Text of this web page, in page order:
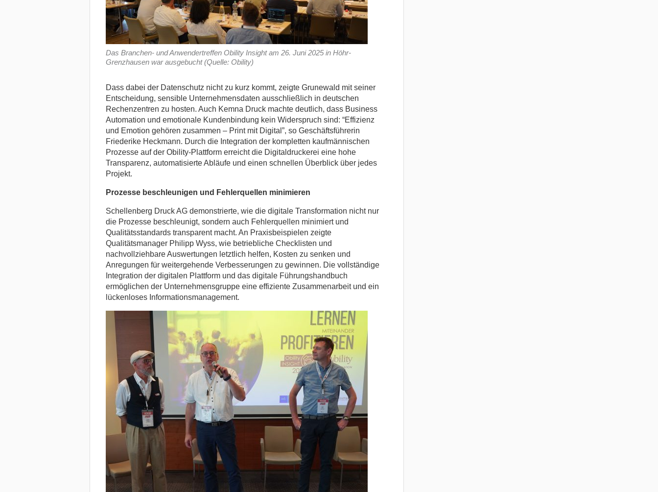
Das Branchen- und Anwendertreffen Obility Insight am 26. Juni 2025 in Höhr-
Grenzhausen war ausgebucht (Quelle: Obility)
Dass dabei der Datenschutz nicht zu kurz kommt, zeigte Grunewald mit seiner
Entscheidung, sensible Unternehmensdaten ausschließlich in deutschen
Rechenzentren zu hosten. Auch Kemna Druck machte deutlich, dass Business
Automation und emotionale Kundenbindung kein Widerspruch sind: “Effizienz
und Emotion gehören zusammen – Print mit Digital”, so Geschäftsführerin
Friederike Heckmann. Durch die Integration der kompletten kaufmännischen
Prozesse auf der Obility-Plattform erreicht die Digitaldruckerei eine hohe
Transparenz, automatisierte Abläufe und einen schnellen Überblick über jedes
Projekt.
Prozesse beschleunigen und Fehlerquellen minimieren
Schellenberg Druck AG demonstrierte, wie die digitale Transformation nicht nur
die Prozesse beschleunigt, sondern auch Fehlerquellen minimiert und
Qualitätsstandards transparent macht. An Praxisbeispielen zeigte
Qualitätsmanager Philipp Wyss, wie betriebliche Checklisten und
nachvollziehbare Auswertungen letztlich helfen, Kosten zu senken und
Anregungen für weitergehende Verbesserungen zu gewinnen. Die vollständige
Integration der digitalen Plattform und das digitale Führungshandbuch
ermöglichen der Unternehmensgruppe eine effiziente Zusammenarbeit und ein
lückenloses Informationsmanagement.